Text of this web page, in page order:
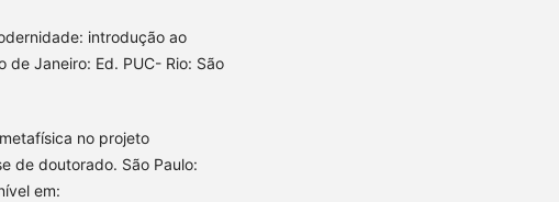
introdução ao
de Janeiro: Ed. PUC- Rio: São
no projeto
de doutorado. São Paulo:
em: